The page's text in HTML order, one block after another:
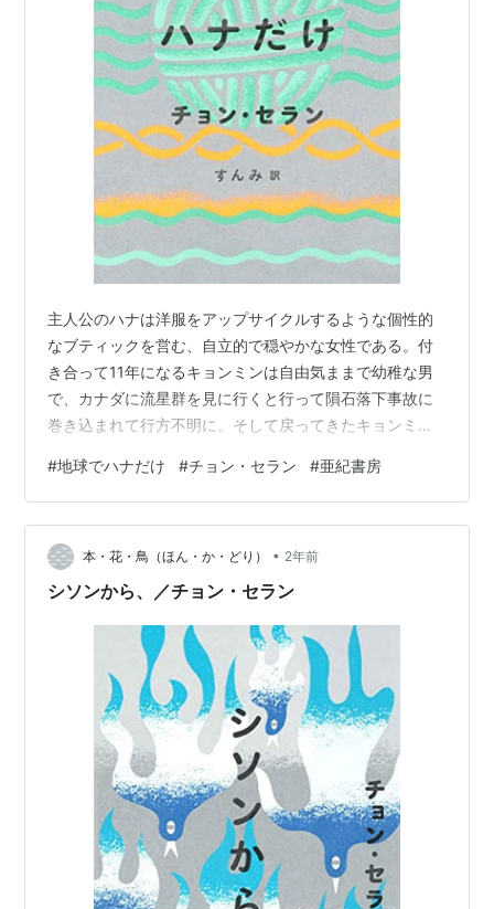
主人公のハナは洋服をアップサイクルするような個性的
なブティックを営む、自立的で穏やかな女性である。付
き合って11年になるキョンミンは自由気ままで幼稚な男
で、カナダに流星群を見に行くと行って隕石落下事故に
巻き込まれて行方不明に。そして戻ってきたキョンミン
が・・・。以下ネタバレ。 戻ってきたキョンミンは実は
宇宙人で、本物は宇宙へのフリーパスと引き換えに顔と
名義を宇宙人に渡していたのである。新キョンミンは半
分鉱物で組成されていて、高度な文明を持っており、母
星からハナを見て一目惚れしていたらしい。そして、ハ
#地球でハナだけ #チョン・セラン #亜紀書房
本・花・鳥（ほん・か・どり） • 2年前
シソンから、／チョン・セラン